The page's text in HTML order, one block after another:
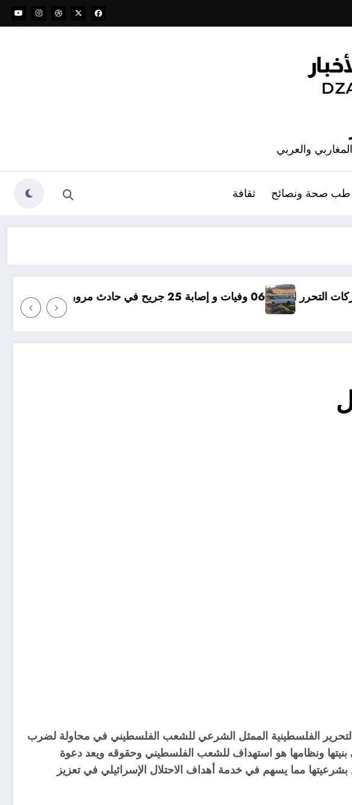
والعربي
طب صحة ونصائح ثقافة
مؤامرة فينيسيوس ضد
الفلسطينية الممثل الشرعي للشعب الفلسطيني في محاولة لضرب
ونظامها هو استهداف للشعب الفلسطيني وحقوقه ويعد دعوة
مما يسهم في خدمة أهداف الاحتلال الإسرائيلي في تعزيز